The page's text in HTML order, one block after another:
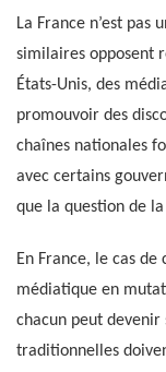
La France n’est pas
similaires opposent
États-Unis, des
promouvoir des
chaînes nationales
avec certains
que la question de la
En France, le cas
médiatique en
chacun peut devenir
traditionnelles